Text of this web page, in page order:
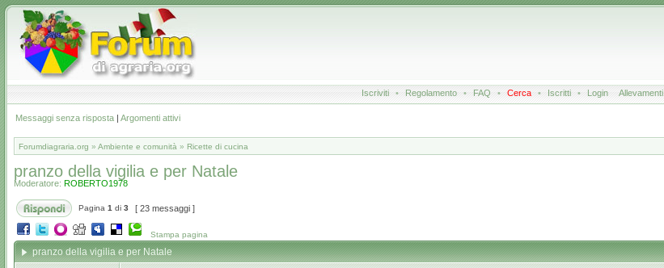
Iscriviti • Regolamento • FAQ • Cerca • Iscritti • Login Allevamenti
Messaggi senza risposta | Argomenti attivi
Forumdiagraria.org » Ambiente e comunità » Ricette di cucina
pranzo della vigilia e per Natale
Moderatore: ROBERTO1978
Pagina 1 di 3 [ 23 messaggi ]
Stampa pagina
pranzo della vigilia e per Natale